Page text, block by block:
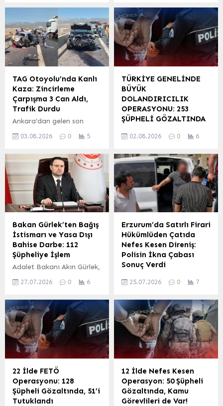
Hatay Polisevi’nde
düzenlenen...
önemli soruları gündeme
getiriyor....
düzenlenen dev
uyuşturucu
operasyonunda, 1.302
şüpheli yakalanarak adli
mercilere sevk edildi.
Operasyonlarda, toplam
832 kilogram uyuşturucu
madde ve 425 bin 419
adet uyuşturucu hap ele
geçirildi. İçişleri
açıklamaya göre,
operasyonlara 1.955 ekip,
hava aracı ve...
Cumhuriyet Başsavcılığı
koordinesinde uyuşturucu
tacirlerine yönelik önemli
bir operasyon düzenledi.
Narkotik Suçlarla
Mücadele Daire
Başkanlığı’nın da destek
verdiği operasyonda,
piyasa değeri milyonlarca
lira olan 257 bin
Captagon hap ele
geçirildi. Operasyon
Detayları ve Ele
ekipleri, uzun süren fiziki
ve teknik takip
sonucunda,...
TAG Otoyolu’nda Kanlı
Kaza: Zincirleme
Çarpışma 3 Can Aldı,
Trafik Durdu
Ankara’dan gelen son
Otoyolu üzerinde henüz
meydana gelen zincirleme
trafik kazası, yolda adeta
bir savaş alanına çevirdi.
Çok sayıda aracın karıştığı
feci kazanın ardından
olay yerine hızla sağlık,
itfaiye, jandarma ve polis
ekipleri sevk edildi.
Kazanın şiddetiyle
otoyolda büyük çaplı
hasar oluşurken, ilk...
03.08.2026 0 5
TÜRKİYE GENELİNDE
BÜYÜK
DOLANDIRICILIK
OPERASYONU: 253
ŞÜPHELİ GÖZALTINDA
Müdürlüğü Asayiş Daire
Başsavcılıklarının
koordinasyonunda, ülke
genelinde eş zamanlı
olarak gerçekleştirilen
nitelikli dolandırıcılık
operasyonları kapsamında
253 şüpheli gözaltına
alındı. Operasyonlar,
Adana, Ağrı,
Afyonkarahisar, Ankara,
Antalya, Bayburt, Bursa,
Çanakkale, Diyarbakır,
Eskişehir, Isparta, Mersin,
Kırklareli, Kırşehir,
Nevşehir, Ordu, Sakarya,
Samsun ve Şanlıurfa...
02.08.2026 0 6
Bakan Gürlek’ten Bağış
İstismarı ve Yasa Dışı
Bahise Darbe: 112
Şüpheliye İşlem
Adalet Bakanı Akın Gürlek,
üzerinden yaptığı
Erzurum ve Mersin’de eş
zamanlı olarak
düzenlenen üç büyük
operasyonda toplam 112
şüpheli hakkında adli işlem
başlatıldığını duyurdu.
Bakan Gürlek,
operasyonların,
vatandaşların iyi niyetini
ve bağışlarını istismar
27.07.2026 0 6
Erzurum’da Satırlı Firari
Hükümlüden Çatıda
Nefes Kesen Direniş:
Polisin İkna Çabası
Sonuç Verdi
kesinleşmiş hapis cezası
kararı çıkarılan U.G. isimli
şahıs, polis ekiplerini
görünce kaçmaya çalıştı.
Hükümlü, eline aldığı
satırla bir apartmanın
çatısına çıkarak teslim
olmayı reddetti. Olay,
güvenlik güçleri için gerilim
dolu anlara sahne oldu.
Polis Ekipleri Olay Yerine
25.07.2026 0 7
22 İlde FETÖ
Operasyonu: 128
Şüpheli Gözaltında, 51’i
Tutuklandı
12 İlde Nefes Kesen
Operasyon: 50 Şüpheli
Gözaltında, Kamu
Görevlileri de Var!